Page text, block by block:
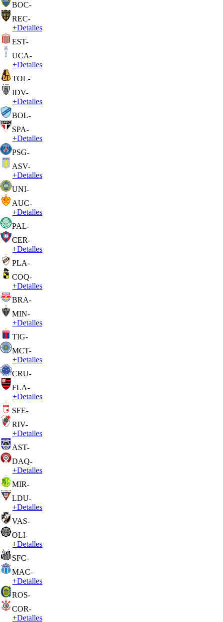
BOC-
REC-
+Detalles
EST-
UCA-
+Detalles
TOL-
IDV-
+Detalles
BOL-
SPA-
+Detalles
PSG-
ASV-
+Detalles
UNI-
AUC-
+Detalles
PAL-
CER-
+Detalles
PLA-
COQ-
+Detalles
BRA-
MIN-
+Detalles
TIG-
MCT-
+Detalles
CRU-
FLA-
+Detalles
SFE-
RIV-
+Detalles
AST-
DAQ-
+Detalles
MIR-
LDU-
+Detalles
VAS-
OLI-
+Detalles
SFC-
MAC-
+Detalles
ROS-
COR-
+Detalles